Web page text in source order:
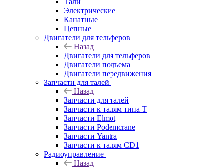
Тали
Электрические
Канатные
Цепные
Двигатели для тельферов
Назад
Двигатели для тельферов
Двигатели подъема
Двигатели передвижения
Запчасти для талей
Назад
Запчасти для талей
Запчасти к талям типа Т
Запчасти Elmot
Запчасти Podemcrane
Запчасти Yantra
Запчасти к талям CD1
Радиоуправление
Назад